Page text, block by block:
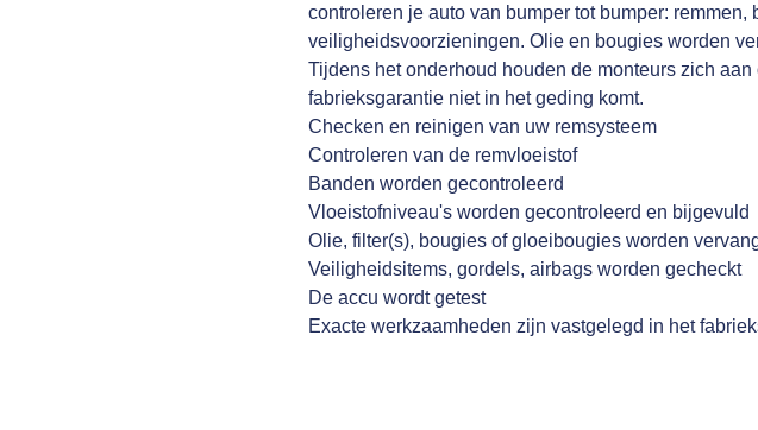
controleren je auto van bumper tot bumper:
veiligheidsvoorzieningen. Olie en bougies worden
Tijdens het onderhoud houden de monteurs zich
fabrieksgarantie niet in het geding komt.
Checken en reinigen van uw remsysteem
Controleren van de remvloeistof
Banden worden gecontroleerd
Vloeistofniveau's worden gecontroleerd en bijgevuld
Olie, filter(s), bougies of gloeibougies worden
Veiligheidsitems, gordels, airbags worden gecheckt
De accu wordt getest
Exacte werkzaamheden zijn vastgelegd in het